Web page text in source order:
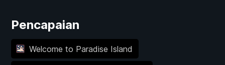
Pencapaian
Welcome to Paradise Island